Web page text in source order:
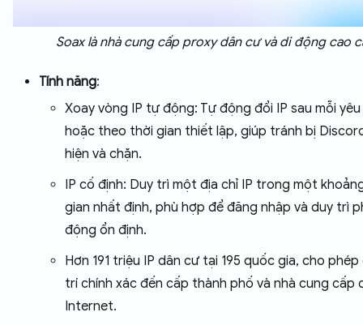
Soax là nhà cung cấp proxy dân cư và di động cao
Tính năng:
Xoay vòng IP tự động: Tự động đổi IP sau mỗi
hoặc theo thời gian thiết lập, giúp tránh bị
hiện và chặn.
IP cố định: Duy trì một địa chỉ IP trong một
gian nhất định, phù hợp để đăng nhập và duy trì
động ổn định.
Hơn 191 triệu IP dân cư tại 195 quốc gia, cho phép
trí chính xác đến cấp thành phố và nhà cung cấp
Internet.